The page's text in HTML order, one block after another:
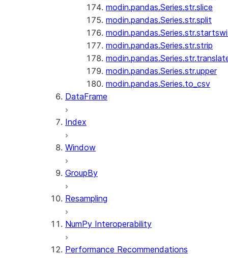
modin.pandas.Series.str.slice
modin.pandas.Series.str.split
modin.pandas.Series.str.strip
modin.pandas.Series.str.upper
modin.pandas.Series.to_csv
DataFrame
Index
Window
GroupBy
Resampling
NumPy Interoperability
Performance Recommendations